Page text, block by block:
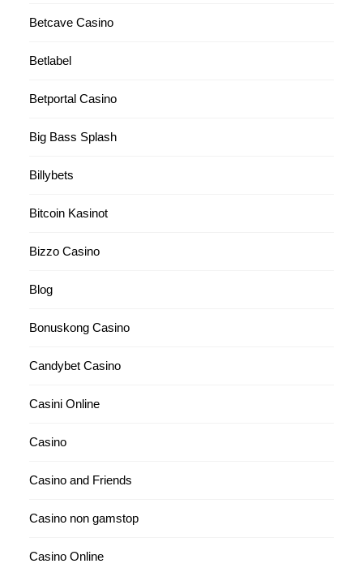
Betcave Casino
Betlabel
Betportal Casino
Big Bass Splash
Billybets
Bitcoin Kasinot
Bizzo Casino
Blog
Bonuskong Casino
Candybet Casino
Casini Online
Casino
Casino and Friends
Casino non gamstop
Casino Online